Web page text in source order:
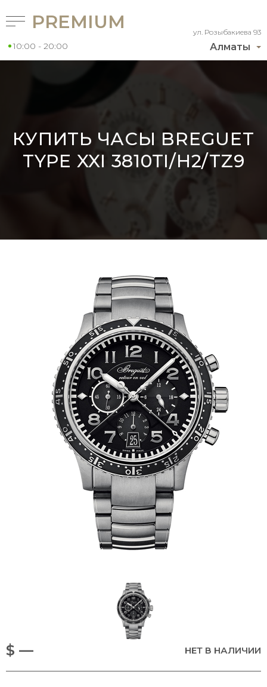
Алматы
ул. Розыбакиева 93
PREMIUM
10:00 - 20:00
КУПИТЬ ЧАСЫ BREGUET
TYPE XXI 3810TI/H2/TZ9
$ — НЕТ В НАЛИЧИИ